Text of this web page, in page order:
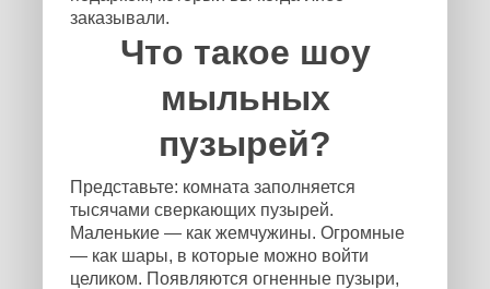
заказывали.
Что такое шоу
мыльных
пузырей?
Представьте: комната заполняется
тысячами сверкающих пузырей.
Маленькие — как жемчужины. Огромные
— как шары, в которые можно войти
целиком. Появляются огненные пузыри,